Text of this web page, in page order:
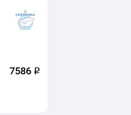
7586 q